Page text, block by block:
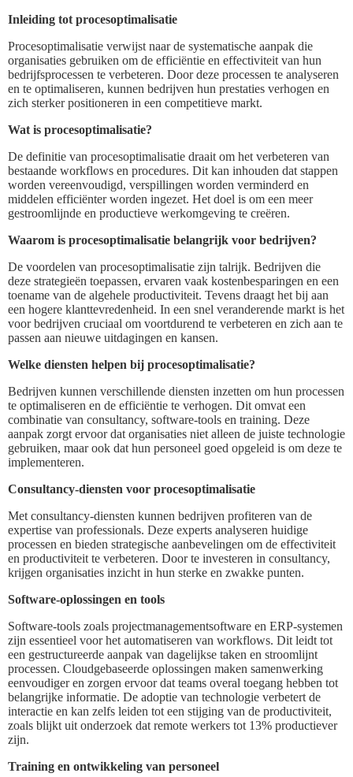
Inleiding tot procesoptimalisatie
Procesoptimalisatie verwijst naar de systematische aanpak die
organisaties gebruiken om de efficiëntie en effectiviteit van hun
bedrijfsprocessen te verbeteren. Door deze processen te analyseren
en te optimaliseren, kunnen bedrijven hun prestaties verhogen en
zich sterker positioneren in een competitieve markt.
Wat is procesoptimalisatie?
De definitie van procesoptimalisatie draait om het verbeteren van
bestaande workflows en procedures. Dit kan inhouden dat stappen
worden vereenvoudigd, verspillingen worden verminderd en
middelen efficiënter worden ingezet. Het doel is om een meer
gestroomlijnde en productieve werkomgeving te creëren.
Waarom is procesoptimalisatie belangrijk voor bedrijven?
De voordelen van procesoptimalisatie zijn talrijk. Bedrijven die
deze strategieën toepassen, ervaren vaak kostenbesparingen en een
toename van de algehele productiviteit. Tevens draagt het bij aan
een hogere klanttevredenheid. In een snel veranderende markt is het
voor bedrijven cruciaal om voortdurend te verbeteren en zich aan te
passen aan nieuwe uitdagingen en kansen.
Welke diensten helpen bij procesoptimalisatie?
Bedrijven kunnen verschillende diensten inzetten om hun processen
te optimaliseren en de efficiëntie te verhogen. Dit omvat een
combinatie van consultancy, software-tools en training. Deze
aanpak zorgt ervoor dat organisaties niet alleen de juiste technologie
gebruiken, maar ook dat hun personeel goed opgeleid is om deze te
implementeren.
Consultancy-diensten voor procesoptimalisatie
Met consultancy-diensten kunnen bedrijven profiteren van de
expertise van professionals. Deze experts analyseren huidige
processen en bieden strategische aanbevelingen om de effectiviteit
en productiviteit te verbeteren. Door te investeren in consultancy,
krijgen organisaties inzicht in hun sterke en zwakke punten.
Software-oplossingen en tools
Software-tools zoals projectmanagementsoftware en ERP-systemen
zijn essentieel voor het automatiseren van workflows. Dit leidt tot
een gestructureerde aanpak van dagelijkse taken en stroomlijnt
processen. Cloudgebaseerde oplossingen maken samenwerking
eenvoudiger en zorgen ervoor dat teams overal toegang hebben tot
belangrijke informatie. De adoptie van technologie verbetert de
interactie en kan zelfs leiden tot een stijging van de productiviteit,
zoals blijkt uit onderzoek dat remote werkers tot 13% productiever
zijn.
Training en ontwikkeling van personeel